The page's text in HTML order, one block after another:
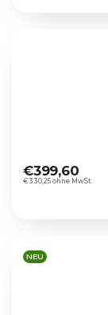
Sternen.
€330,25 ohne MwSt.
€399,60
NEU